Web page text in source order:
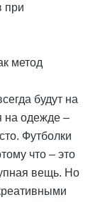
при
метод
будут на
на одежде –
Футболки
что – это
вещь. Но